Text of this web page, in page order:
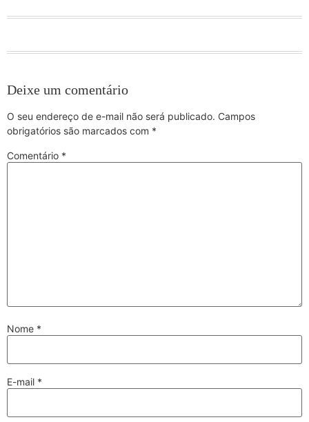
Deixe um comentário
O seu endereço de e-mail não será publicado. Campos
obrigatórios são marcados com *
Comentário *
Nome *
E-mail *